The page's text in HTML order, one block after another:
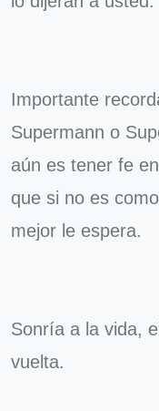
Importante
Supermann o
aún es tener fe
que si no es
mejor le espera.
Sonría a la vida,
vuelta.